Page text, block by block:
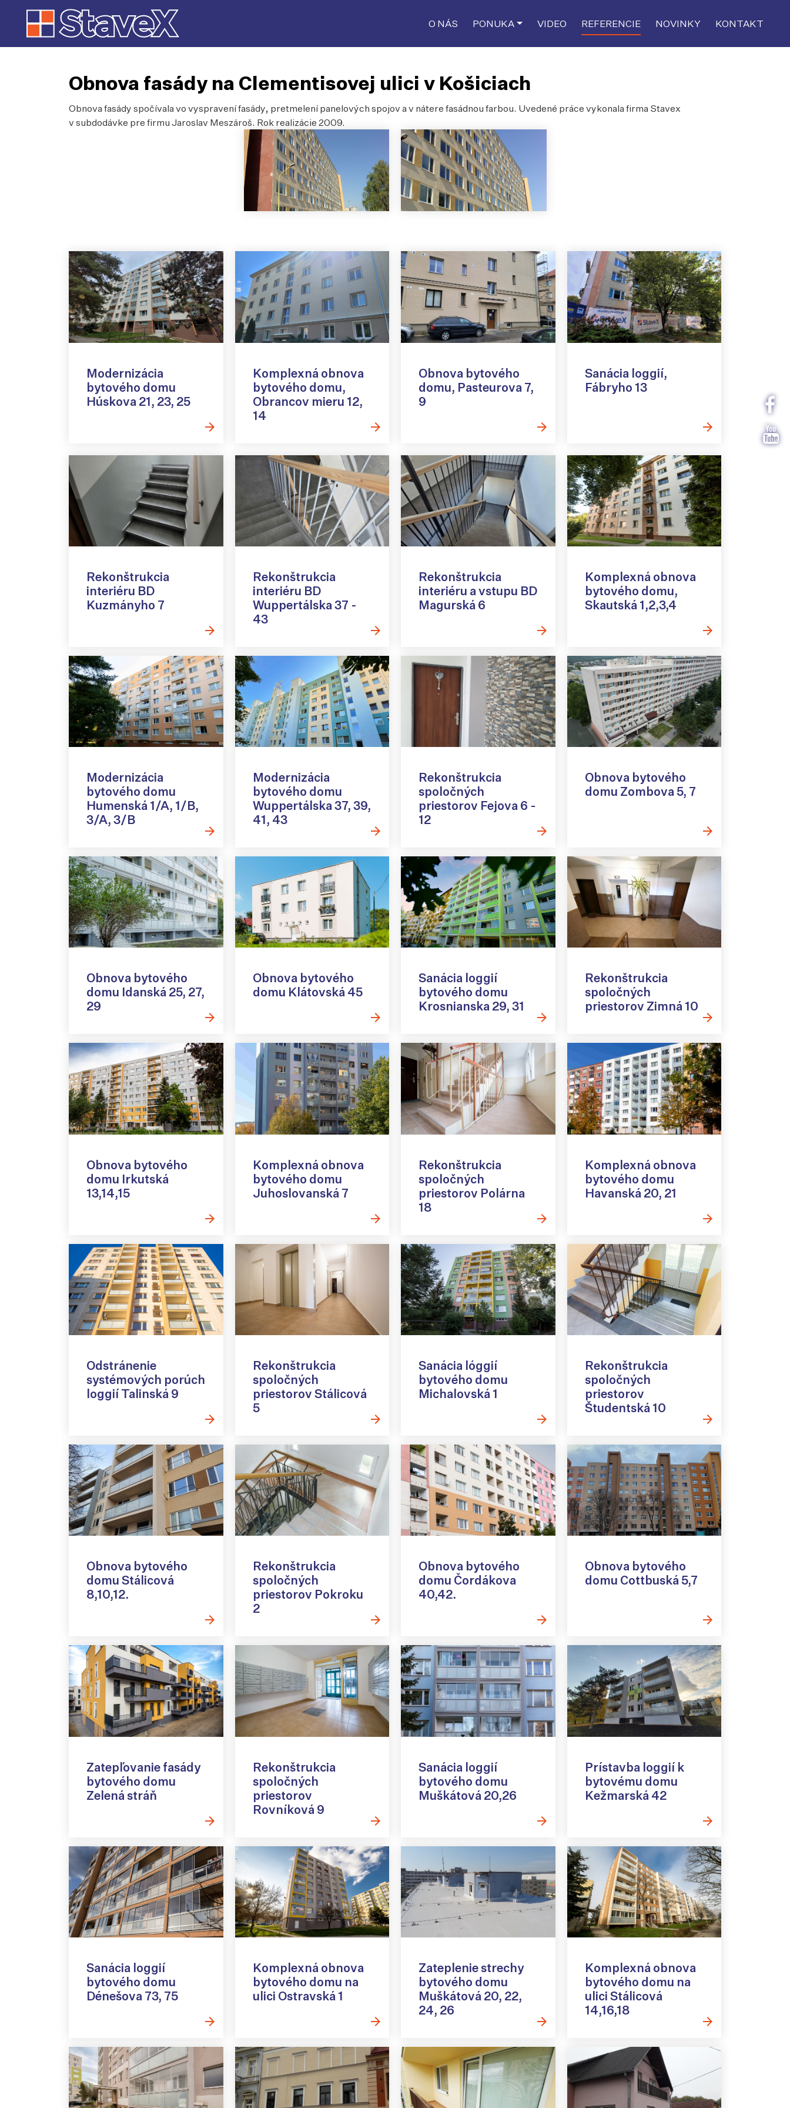
O NÁS PONUKA VIDEO REFERENCIE NOVINKY KONTAKT
Obnova fasády na Clementisovej ulici v Košiciach
Obnova fasády spočívala vo vyspravení fasády, pretmelení panelových spojov a v nátere fasádnou farbou. Uvedené práce vykonala firma Stavex
v subdodávke pre firmu Jaroslav Meszároš. Rok realizácie 2009.
Modernizácia
bytového domu
Húskova 21, 23, 25
Komplexná obnova
bytového domu,
Obrancov mieru 12,
14
Obnova bytového
domu, Pasteurova 7,
9
Sanácia loggií,
Fábryho 13
Rekonštrukcia
interiéru BD
Kuzmányho 7
Rekonštrukcia
interiéru BD
Wuppertálska 37 -
43
Rekonštrukcia
interiéru a vstupu BD
Magurská 6
Komplexná obnova
bytového domu,
Skautská 1,2,3,4
Modernizácia
bytového domu
Humenská 1/A, 1/B,
3/A, 3/B
Modernizácia
bytového domu
Wuppertálska 37, 39,
41, 43
Rekonštrukcia
spoločných
priestorov Fejova 6 -
12
Obnova bytového
domu Zombova 5, 7
Obnova bytového
domu Idanská 25, 27,
29
Obnova bytového
domu Klátovská 45
Sanácia loggií
bytového domu
Krosnianska 29, 31
Rekonštrukcia
spoločných
priestorov Zimná 10
Obnova bytového
domu Irkutská
13,14,15
Komplexná obnova
bytového domu
Juhoslovanská 7
Rekonštrukcia
spoločných
priestorov Polárna
18
Komplexná obnova
bytového domu
Havanská 20, 21
Odstránenie
systémových porúch
loggií Talinská 9
Rekonštrukcia
spoločných
priestorov Stálicová
5
Sanácia lóggií
bytového domu
Michalovská 1
Rekonštrukcia
spoločných
priestorov
Študentská 10
Obnova bytového
domu Stálicová
8,10,12.
Rekonštrukcia
spoločných
priestorov Pokroku
2
Obnova bytového
domu Čordákova
40,42.
Obnova bytového
domu Cottbuská 5,7
Zatepľovanie fasády
bytového domu
Zelená stráň
Rekonštrukcia
spoločných
priestorov
Rovníková 9
Sanácia loggií
bytového domu
Muškátová 20,26
Prístavba loggií k
bytovému domu
Kežmarská 42
Sanácia loggií
bytového domu
Dénešova 73, 75
Komplexná obnova
bytového domu na
ulici Ostravská 1
Zateplenie strechy
bytového domu
Muškátová 20, 22,
24, 26
Komplexná obnova
bytového domu na
ulici Stálicová
14,16,18